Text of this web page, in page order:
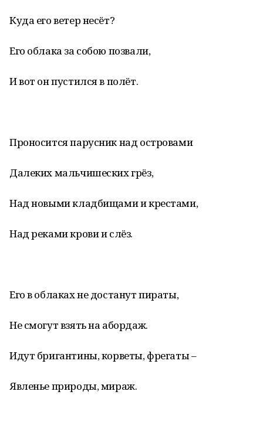
Куда его ветер несёт?
Его облака за собою позвали,
И вот он пустился в полёт.
Проносится парусник над островами
Далеких мальчишеских грёз,
Над новыми кладбищами и крестами,
Над реками крови и слёз.
Его в облаках не достанут пираты,
Не смогут взять на абордаж.
Идут бригантины, корветы, фрегаты –
Явленье природы, мираж.